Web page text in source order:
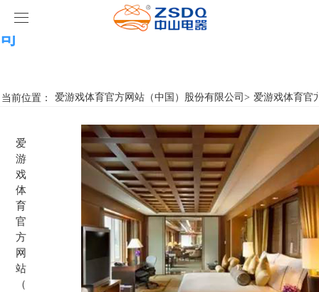
爱游戏体育官方网站（中国）股份有限公
司
产品中心
智能开关
名典系列智能开关
雅典系列智能开关
轻典系列智能开关
怡典系列智能开关
客房门显系列
标准86门显
标准带房号门显
非标定制门显
客控系统方案1
客控系统方案2
智能家居系列
电动窗帘
爱游戏体育官方网站（中国）股份有限公司
爱游戏体育官方网站（中国）股份有限公司
爱游戏体育官方网站（中国）股份有限公司
当前位置： 爱游戏体育官方网站（中国）股份有限公司> 爱游戏体育官
爱
游
戏
体
育
官
方
网
站
（